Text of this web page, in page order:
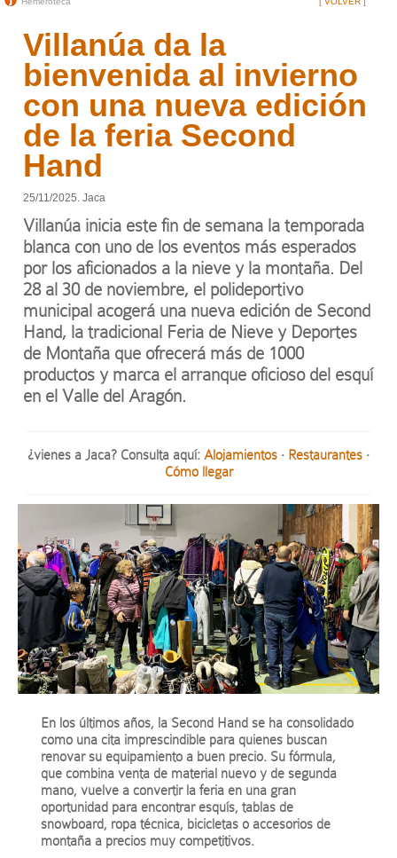
Villanúa da la
bienvenida al invierno
con una nueva edición
de la feria Second
Hand
25/11/2025. Jaca
Villanúa inicia este fin de semana la temporada
blanca con uno de los eventos más esperados
por los aficionados a la nieve y la montaña. Del
28 al 30 de noviembre, el polideportivo
municipal acogerá una nueva edición de Second
Hand, la tradicional Feria de Nieve y Deportes
de Montaña que ofrecerá más de 1000
productos y marca el arranque oficioso del esquí
en el Valle del Aragón.
¿vienes a Jaca? Consulta aquí: Alojamientos · Restaurantes ·
Cómo llegar
En los últimos años, la Second Hand se ha consolidado
como una cita imprescindible para quienes buscan
renovar su equipamiento a buen precio. Su fórmula,
que combina venta de material nuevo y de segunda
mano, vuelve a convertir la feria en una gran
oportunidad para encontrar esquís, tablas de
snowboard, ropa técnica, bicicletas o accesorios de
montaña a precios muy competitivos.